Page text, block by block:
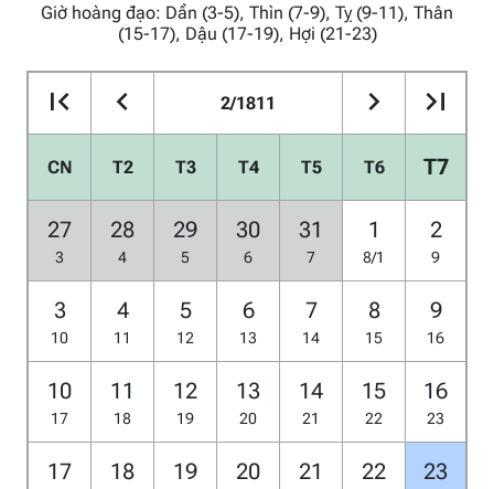
Giờ hoàng đạo: Dần (3-5), Thìn (7-9), Tỵ (9-11), Thân
(15-17), Dậu (17-19), Hợi (21-23)
2/1811
CN T2 T3 T4 T5 T6 T7
27
3
28
4
29
5
30
6
31
7
1
8/1
2
9
3
10
4
11
5
12
6
13
7
14
8
15
9
16
10
17
11
18
12
19
13
20
14
21
15
22
16
23
17 18 19 20 21 22 23